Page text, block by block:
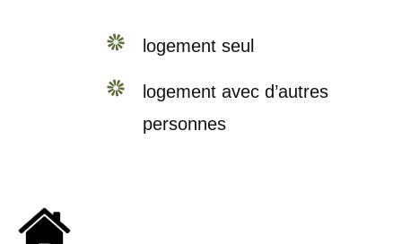
logement seul
logement avec d’autres
personnes